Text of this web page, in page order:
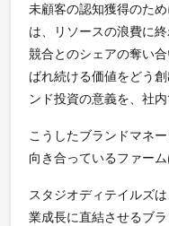
未顧客の認知獲得のた
は、リソースの浪費に
競合とのシェアの奪い
ばれ続ける価値をどう
ンド投資の意義を、社
こうしたブランドマネ
向き合っているファーム
スタジオディテイルズ
業成長に直結させるブ